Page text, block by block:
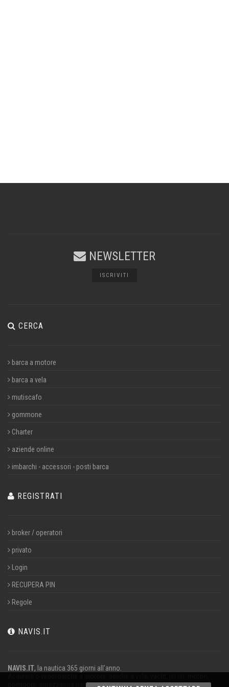
NEWSLETTER
ISCRIVITI
CERCA
barca a motore
barca a vela
mutiscafo
gommone
Charter
aziende online
imbarchi - accessori - posti barca
REGISTRATI
broker / operatori
privato
Login
RECUPERA PIN
Regole
NAVIS.IT
NAVIS.IT, la nautica 365 giorni all'anno.
gommoni, attrezzatura nautica.